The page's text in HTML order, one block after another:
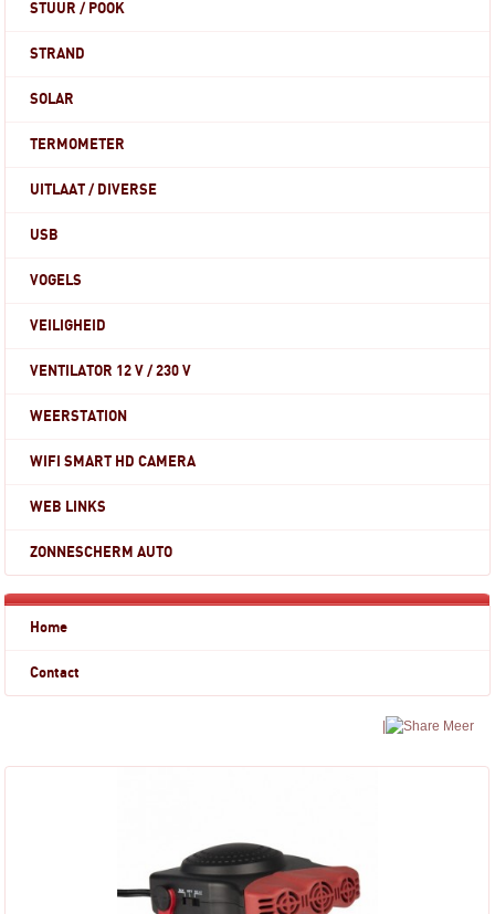
STUUR / POOK
STRAND
SOLAR
TERMOMETER
UITLAAT / DIVERSE
USB
VOGELS
VEILIGHEID
VENTILATOR 12 V / 230 V
WEERSTATION
WIFI SMART HD CAMERA
WEB LINKS
ZONNESCHERM AUTO
Home
Contact
Meer